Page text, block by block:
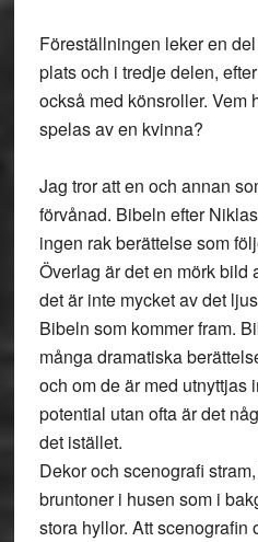
Föreställningen leker en
plats och i tredje delen,
också med könsroller. Vem
spelas av en kvinna?
Jag tror att en och annan
förvånad. Bibeln efter
ingen rak berättelse som
Överlag är det en mörk bild
det är inte mycket av det
Bibeln som kommer fram.
många dramatiska
och om de är med utnyttjas
potential utan ofta är det
det istället.
Dekor och scenografi
bruntoner i husen som i
stora hyllor. Att scenografin